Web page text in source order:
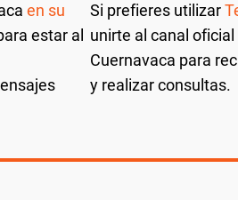
en su
estar al
Si prefieres utilizar
unirte al canal
Cuernavaca para
y realizar consultas.